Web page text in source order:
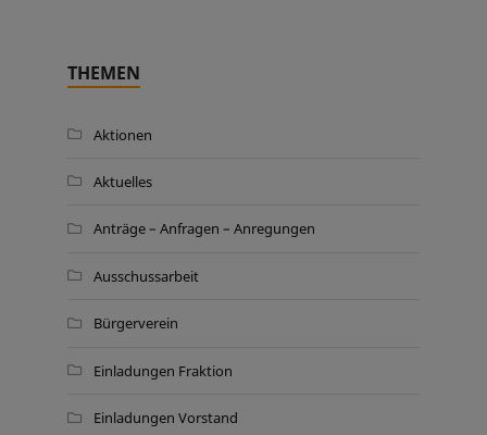
THEMEN
Aktionen
Aktuelles
Anträge – Anfragen – Anregungen
Ausschussarbeit
Bürgerverein
Einladungen Fraktion
Einladungen Vorstand